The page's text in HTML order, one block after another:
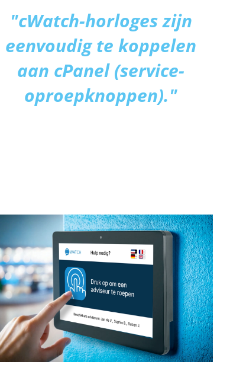
"cWatch-horloges zijn
eenvoudig te koppelen
aan cPanel (service-
oproepknoppen)."